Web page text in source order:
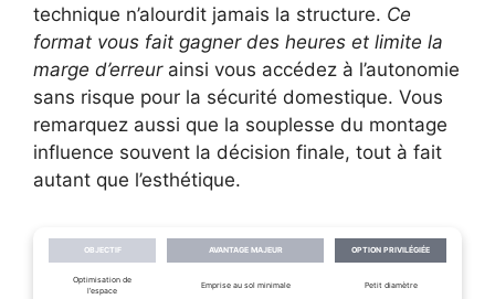
technique n’alourdit jamais la structure. Ce
format vous fait gagner des heures et limite la
marge d’erreurainsi vous accédez à l’autonomie
sans risque pour la sécurité domestique. Vous
remarquez aussi que la souplesse du montage
influence souvent la décision finale, tout à fait
autant que l’esthétique.
OBJECTIF AVANTAGE MAJEUR OPTION PRIVILÉGIÉE
Optimisation de
l’espace
Emprise au sol minimale Petit diamètre